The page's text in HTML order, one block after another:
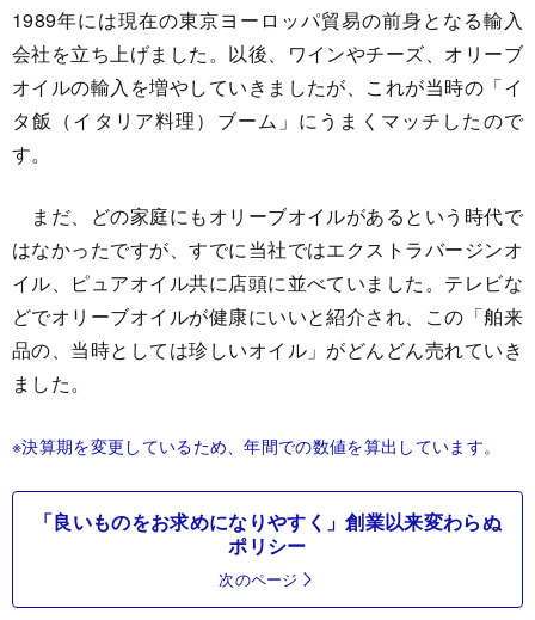
1989年には現在の東京ヨーロッパ貿易の前身となる輸入
会社を立ち上げました。以後、ワインやチーズ、オリーブ
オイルの輸入を増やしていきましたが、これが当時の「イ
タ飯（イタリア料理）ブーム」にうまくマッチしたので
す。
まだ、どの家庭にもオリーブオイルがあるという時代で
はなかったですが、すでに当社ではエクストラバージンオ
イル、ピュアオイル共に店頭に並べていました。テレビな
どでオリーブオイルが健康にいいと紹介され、この「舶来
品の、当時としては珍しいオイル」がどんどん売れていき
ました。
※決算期を変更しているため、年間での数値を算出しています。
「良いものをお求めになりやすく」創業以来変わらぬ
ポリシー
次のページ